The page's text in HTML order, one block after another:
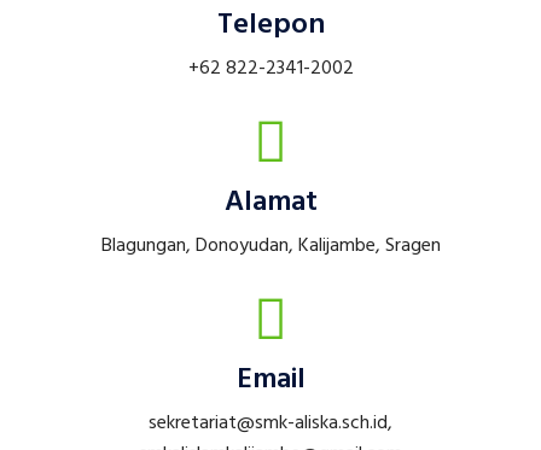
Telepon
+62 822-2341-2002
Alamat
Blagungan, Donoyudan, Kalijambe, Sragen
Email
sekretariat@smk-aliska.sch.id,